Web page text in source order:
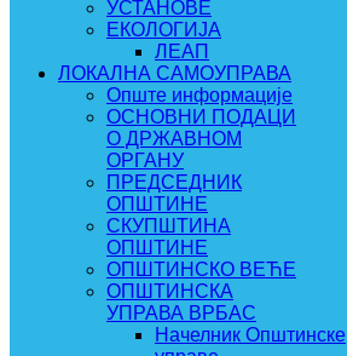
УСТАНОВЕ
ЕКОЛОГИЈА
ЛЕАП
ЛОКАЛНА САМОУПРАВА
Опште информације
ОСНОВНИ ПОДАЦИ
О ДРЖАВНОМ
ОРГАНУ
ПРЕДСЕДНИК
ОПШТИНЕ
СКУПШТИНА
ОПШТИНЕ
ОПШТИНСКО ВЕЋЕ
ОПШТИНСКА
УПРАВА ВРБАС
Начелник Општинске